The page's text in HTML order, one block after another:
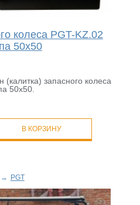
колеса PGT-KZ.02
50х50
запасного колеса
50х50.
В КОРЗИНУ
PGT